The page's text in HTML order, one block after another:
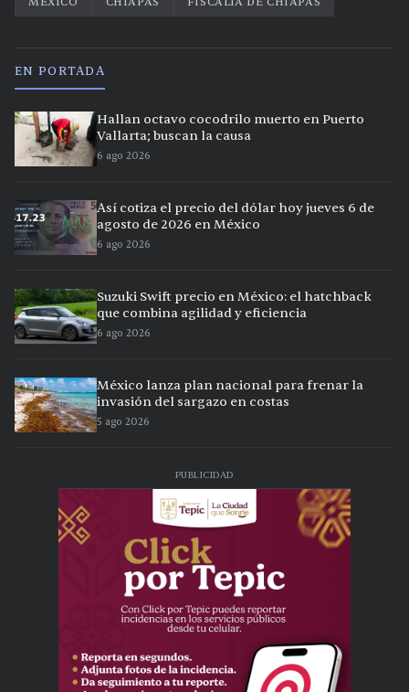
EN PORTADA
Hallan octavo cocodrilo muerto en Puerto
Vallarta; buscan la causa
6 ago 2026
Así cotiza el precio del dólar hoy jueves 6 de
agosto de 2026 en México
6 ago 2026
Suzuki Swift precio en México: el hatchback
que combina agilidad y eficiencia
6 ago 2026
México lanza plan nacional para frenar la
invasión del sargazo en costas
5 ago 2026
PUBLICIDAD